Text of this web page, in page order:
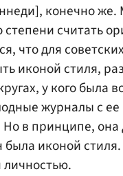
конечно же.
степени считать
что для
иконой стиля,
у кого была
журналы с ее
в принципе, она
иконой
личностью.